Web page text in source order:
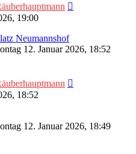
19:00
Neumannshof
12. Januar 2026, 18:52
18:52
12. Januar 2026, 18:49